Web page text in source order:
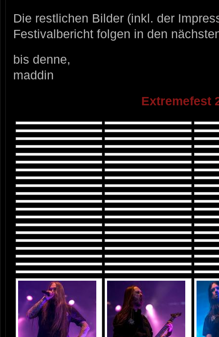
Die restlichen Bilder (inkl. der
Festivalbericht folgen in den
bis denne,
maddin
Extremefest